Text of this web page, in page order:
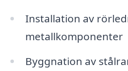
Installation av
metallkomponenter
Byggnation av